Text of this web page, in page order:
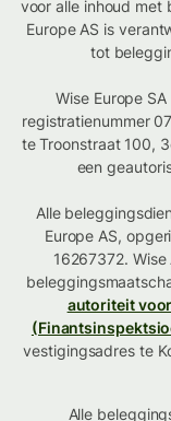
voor alle inhoud met
Europe AS is
tot
Wise Europe
registratienummer
te Troonstraat 100,
een
Alle
Europe AS,
16267372.
autoriteit
vestigingsadres te
Alle